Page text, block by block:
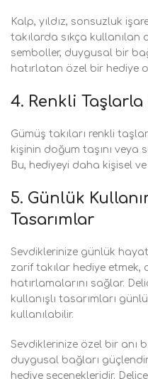
Kalp, yıldız, sonsuzluk
takılarda sıkça kullanılan
semboller, duygusal bir
hatırlatan özel bir hediye
4. Renkli
Gümüş takıları renkli
kişinin doğum taşını veya
Bu, hediyeyi daha kişisel
5. Günlük
Tasarımlar
Sevdiklerinize günlük
zarif takılar hediye etmek,
hatırlamalarını sağlar.
kullanışlı tasarımları
kullanılabilir.
Sevdiklerinize özel bir anı
duygusal bağları
hediye seçenekleridir.